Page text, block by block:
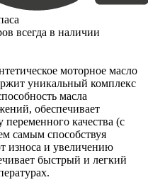
всегда в наличии
моторное масло
уникальный комплекс
масла
обеспечивает
качества (с
самым способствуя
износа и увеличению
быстрый и легкий